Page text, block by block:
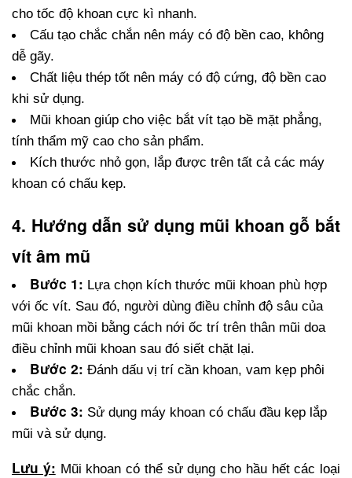
cho tốc độ khoan cực kì nhanh.
Cấu tạo chắc chắn nên máy có độ bền cao, không
dễ gãy.
Chất liệu thép tốt nên máy có độ cứng, độ bền cao
khi sử dụng.
Mũi khoan giúp cho việc bắt vít tạo bề mặt phẳng,
tính thẩm mỹ cao cho sản phẩm.
Kích thước nhỏ gọn, lắp được trên tất cả các máy
khoan có chấu kẹp.
4. Hướng dẫn sử dụng mũi khoan gỗ bắt
vít âm mũ
Bước 1: Lựa chọn kích thước mũi khoan phù hợp
với ốc vít. Sau đó, người dùng điều chỉnh độ sâu của
mũi khoan mồi bằng cách nới ốc trí trên thân mũi doa
điều chỉnh mũi khoan sau đó siết chặt lại.
Bước 2: Đánh dấu vị trí cần khoan, vam kẹp phôi
chắc chắn.
Bước 3: Sử dụng máy khoan có chấu đầu kẹp lắp
mũi và sử dụng.
Lưu ý: Mũi khoan có thể sử dụng cho hầu hết các loại